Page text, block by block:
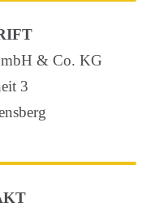
& Co. KG
3